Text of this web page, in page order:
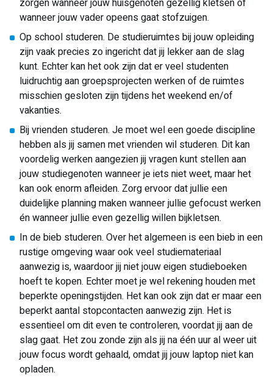
zorgen wanneer jouw huisgenoten gezellig kletsen of
wanneer jouw vader opeens gaat stofzuigen.
Op school studeren. De studieruimtes bij jouw opleiding
zijn vaak precies zo ingericht dat jij lekker aan de slag
kunt. Echter kan het ook zijn dat er veel studenten
luidruchtig aan groepsprojecten werken of de ruimtes
misschien gesloten zijn tijdens het weekend en/of
vakanties.
Bij vrienden studeren. Je moet wel een goede discipline
hebben als jij samen met vrienden wil studeren. Dit kan
voordelig werken aangezien jij vragen kunt stellen aan
jouw studiegenoten wanneer je iets niet weet, maar het
kan ook enorm afleiden. Zorg ervoor dat jullie een
duidelijke planning maken wanneer jullie gefocust werken
én wanneer jullie even gezellig willen bijkletsen.
In de bieb studeren. Over het algemeen is een bieb in een
rustige omgeving waar ook veel studiemateriaal
aanwezig is, waardoor jij niet jouw eigen studieboeken
hoeft te kopen. Echter moet je wel rekening houden met
beperkte openingstijden. Het kan ook zijn dat er maar een
beperkt aantal stopcontacten aanwezig zijn. Het is
essentieel om dit even te controleren, voordat jij aan de
slag gaat. Het zou zonde zijn als jij na één uur al weer uit
jouw focus wordt gehaald, omdat jij jouw laptop niet kan
opladen.